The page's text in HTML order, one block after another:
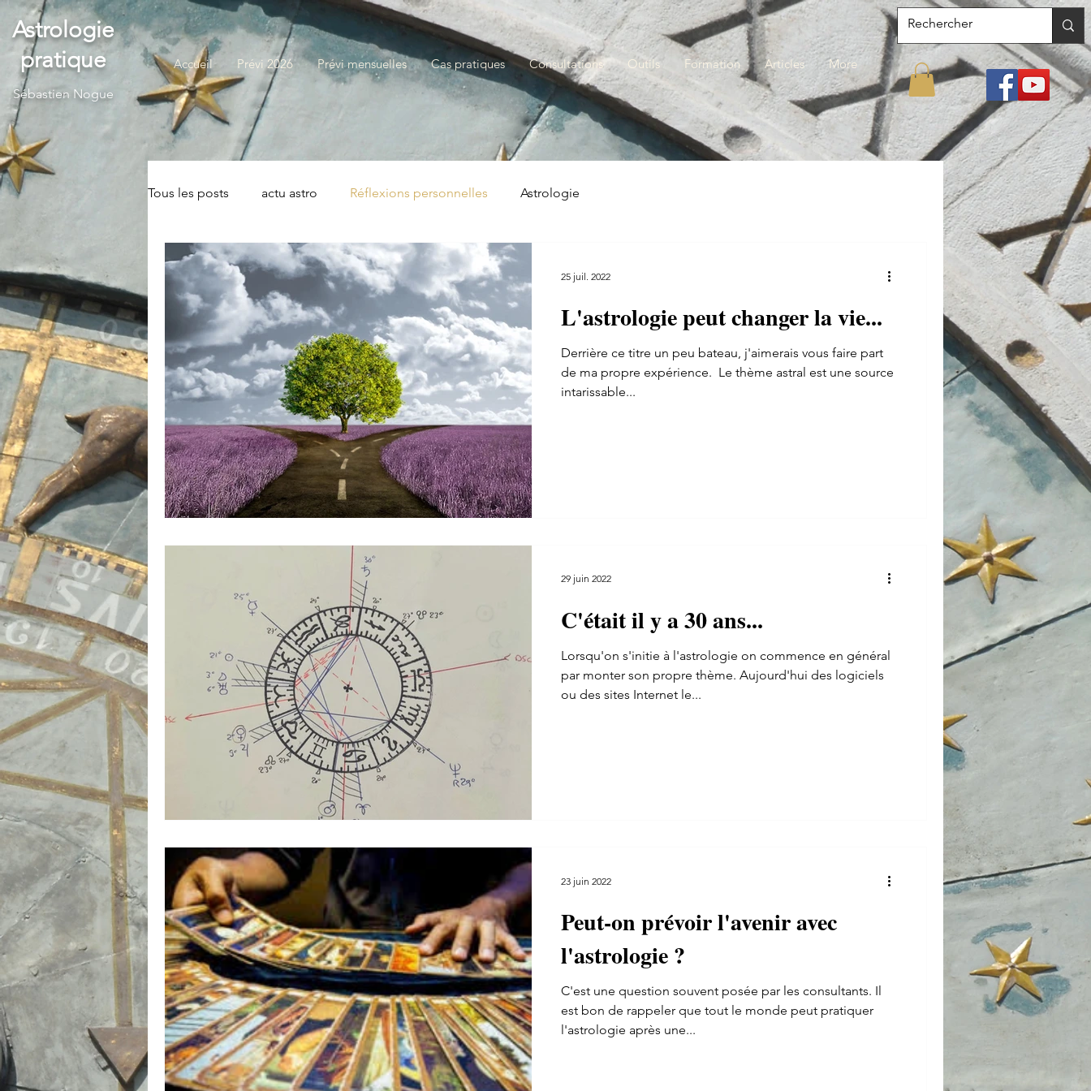
Astrologie
pratique
Sébastien Nogue
Accueil Prévi 2026 Prévi mensuelles Cas pratiques Consultations Outils Formation Articles More
Tous les posts actu astro Réflexions personnelles Astrologie
L'astrologie peut changer la vie...
Derrière ce titre un peu bateau, j'aimerais vous faire part
de ma propre expérience. ​ Le thème astral est une source
intarissable...
25 juil. 2022
C'était il y a 30 ans...
Lorsqu'on s'initie à l'astrologie on commence en général
par monter son propre thème. Aujourd'hui des logiciels
ou des sites Internet le...
29 juin 2022
Peut-on prévoir l'avenir avec
l'astrologie ?
C'est une question souvent posée par les consultants. Il
est bon de rappeler que tout le monde peut pratiquer
l'astrologie après une...
23 juin 2022